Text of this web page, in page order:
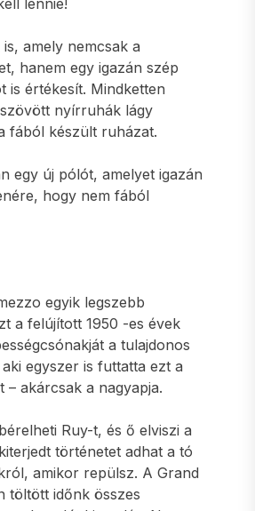
lennie!
amely nemcsak a
hanem egy igazán szép
is értékesít. Mindketten
nyírruhák lágy
fából készült ruházat.
egy új pólót, amelyet igazán
hogy nem fából
egyik legszebb
a felújított 1950 -es évek
a tulajdonos
egyszer is futtatta ezt a
– akárcsak a nagyapja.
Ruy-t, és ő elviszi a
történetet adhat a tó
amikor repülsz. A Grand
töltött időnk összes